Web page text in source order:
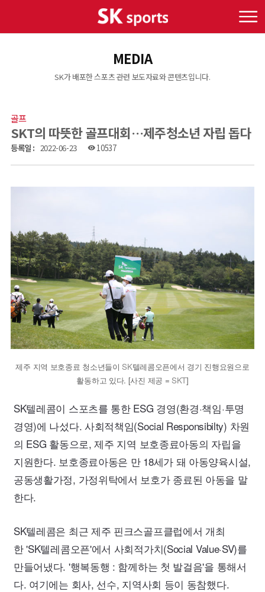
MEDIA
SK가 배포한 스포츠 관련 보도자료와 콘텐츠입니다.
골프
SKT의 따뜻한 골프대회…제주청소년 자립 돕다
등록일 : 2022-06-23 visibility 10537
제주 지역 보호종료 청소년들이SK텔레콤오픈에서 경기 진행요원으로
활동하고 있다. [사진 제공 =SKT]
SK텔레콤이 스포츠를 통한 ESG 경영(환경·책임·투명
경영)에 나섰다. 사회적책임(Social Responsibilty) 차원
의 ESG 활동으로, 제주 지역 보호종료아동의 자립을
지원한다. 보호종료아동은 만 18세가 돼 아동양육시설,
공동생활가정, 가정위탁에서 보호가 종료된 아동을 말
한다.
SK텔레콤은 최근 제주 핀크스골프클럽에서 개최
한'SK텔레콤오픈'에서 사회적가치(Social Value·SV)를
만들어냈다. '행복동행 : 함께하는 첫 발걸음'을 통해서
다. 여기에는 회사, 선수, 지역사회 등이 동참했다.